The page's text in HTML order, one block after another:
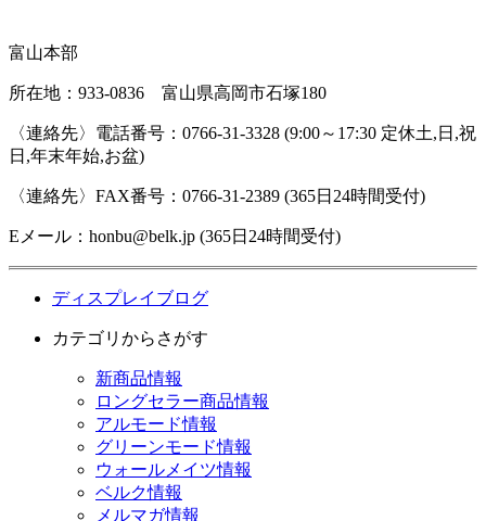
富山本部
所在地：933-0836 富山県高岡市石塚180
〈連絡先〉電話番号：0766-31-3328 (9:00～17:30 定休土,日,祝
日,年末年始,お盆)
〈連絡先〉FAX番号：0766-31-2389 (365日24時間受付)
Eメール：honbu@belk.jp (365日24時間受付)
ディスプレイブログ
カテゴリからさがす
新商品情報
ロングセラー商品情報
アルモード情報
グリーンモード情報
ウォールメイツ情報
ベルク情報
メルマガ情報